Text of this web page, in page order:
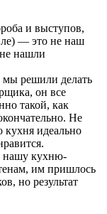
и выступов,
— это не наш
нашли
мы решили делать
он все
такой, как
Не
кухня идеально
нашу кухню-
им пришлось
но результат